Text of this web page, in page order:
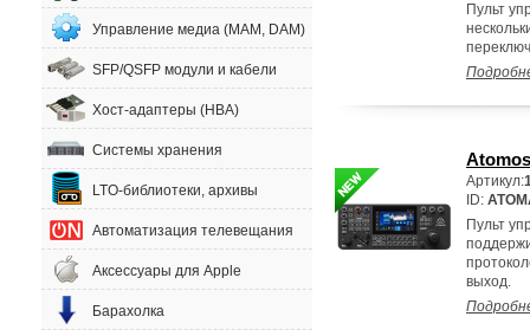
Управление медиа (MAM, DAM)
SFP/QSFP модули и кабели
Хост-адаптеры (HBA)
Системы хранения
LTO-библиотеки, архивы
Автоматизация телевещания
Аксессуары для Apple
Барахолка
Пульт
Артикул:
ID:
Пульт
выход.